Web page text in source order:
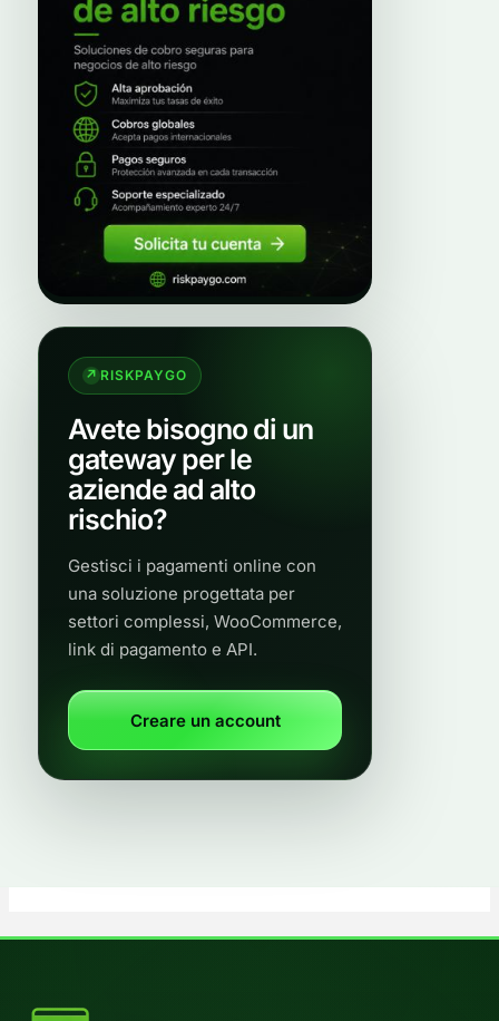
RISKPAYGO
Avete bisogno di un
gateway per le
aziende ad alto
rischio?
Gestisci i pagamenti online con
una soluzione progettata per
settori complessi, WooCommerce,
link di pagamento e API.
Creare un account